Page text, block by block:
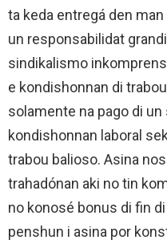
ta keda entregá den
un responsabilidat
sindikalismo
e kondishonnan di
solamente na pago di
kondishonnan laboral
trabou balioso. Asina
trahadónan aki no tin
no konosé bonus di fin
penshun i asina por